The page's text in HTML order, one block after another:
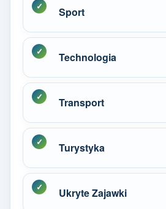
Sport
Technologia
Transport
Turystyka
Ukryte Zajawki